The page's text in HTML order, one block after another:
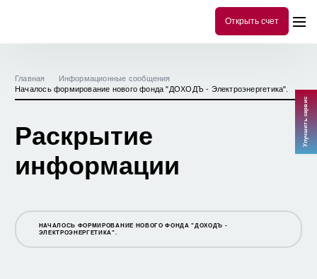
Открыть счет
Главная
Информационные сообщения
Началось формирование нового фонда "ДОХОДЪ - Электроэнергетика".
Раскрытие
информации
НАЧАЛОСЬ ФОРМИРОВАНИЕ НОВОГО ФОНДА "ДОХОДЪ -
ЭЛЕКТРОЭНЕРГЕТИКА".
Улучшить сервис